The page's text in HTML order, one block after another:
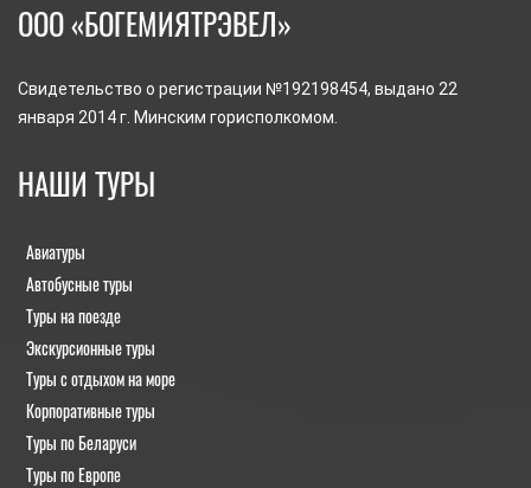
ООО «БОГЕМИЯТРЭВЕЛ»
Свидетельство о регистрации №192198454, выдано 22
января 2014 г. Минским горисполкомом.
НАШИ ТУРЫ
Авиатуры
Автобусные туры
Туры на поезде
Экскурсионные туры
Туры с отдыхом на море
Корпоративные туры
Туры по Беларуси
Туры по Европе